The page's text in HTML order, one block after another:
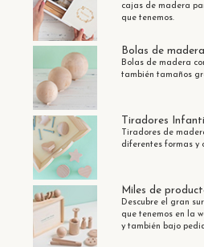
cajas de madera
que tenemos.
Bolas de madera
Bolas de madera
también tamaños
Tiradores
Tiradores de
diferentes formas y
Miles de
Descubre el gran
que tenemos en la
y también bajo